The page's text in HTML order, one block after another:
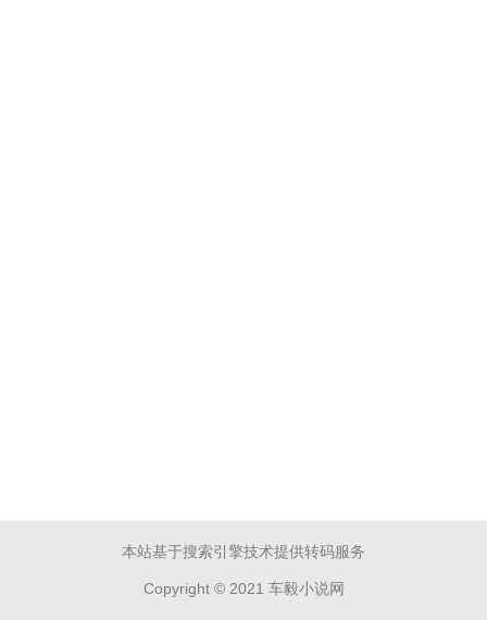
本站基于搜索引擎技术提供转码服务
Copyright © 2021 车毅小说网